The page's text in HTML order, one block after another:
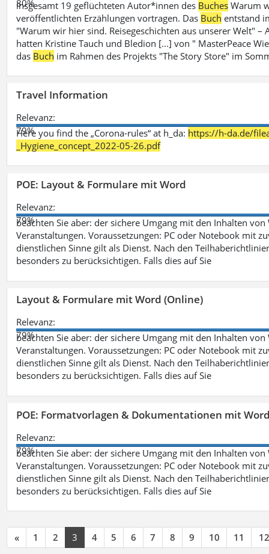
80%
insgesamt 19 geflüchteten Autor*innen des Buches Warum
veröffentlichten Erzählungen vortragen. Das Buch entstand
"Warum wir hier sind. Reisegeschichten aus unserer Welt"
hatten Kristine Tauch und Bledion [...] von " MasterPeace
das Buch im Rahmen des Projekts "The Story Store" im
Travel Information
Relevanz:
79%
Here you find the „Corona-rules“ at h_da: https://h-da.de/
_Hygiene_concept_2022-05-26.pdf
POE: Layout & Formulare mit Word
Relevanz:
79%
beachten Sie aber: der sichere Umgang mit den Inhalten
Veranstaltungen. Voraussetzungen: PC oder Notebook mit
dienstlichen Sinne gilt als Dienst. Nach den
besonders zu berücksichtigen. Falls dies auf Sie
Layout & Formulare mit Word (Online)
Relevanz:
79%
beachten Sie aber: der sichere Umgang mit den Inhalten
Veranstaltungen. Voraussetzungen: PC oder Notebook mit
dienstlichen Sinne gilt als Dienst. Nach den
besonders zu berücksichtigen. Falls dies auf Sie
POE: Formatvorlagen & Dokumentationen mit
Relevanz:
79%
beachten Sie aber: der sichere Umgang mit den Inhalten
Veranstaltungen. Voraussetzungen: PC oder Notebook mit
dienstlichen Sinne gilt als Dienst. Nach den
besonders zu berücksichtigen. Falls dies auf Sie
« 1 2 3 4 5 6 7 8 9 10 11 12